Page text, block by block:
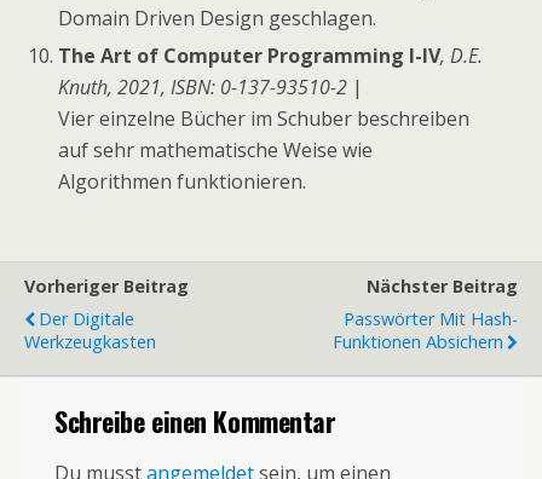
Domain Driven Design geschlagen.
The Art of Computer Programming I-IV, D.E.
Knuth, 2021, ISBN: 0-137-93510-2 |
Vier einzelne Bücher im Schuber beschreiben
auf sehr mathematische Weise wie
Algorithmen funktionieren.
Vorheriger Beitrag
Der Digitale
Werkzeugkasten
Nächster Beitrag
Passwörter Mit Hash-
Funktionen Absichern
Schreibe einen Kommentar
Du musstangemeldetsein, um einen